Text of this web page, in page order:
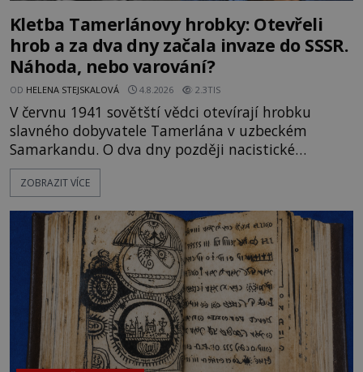
Kletba Tamerlánovy hrobky: Otevřeli
hrob a za dva dny začala invaze do SSSR.
Náhoda, nebo varování?
OD HELENA STEJSKALOVÁ 4.8.2026 2.3TIS
V červnu 1941 sovětští vědci otevírají hrobku
slavného dobyvatele Tamerlána v uzbeckém
Samarkandu. O dva dny později nacistické
Německo zahajuje operaci Barbarossa a napadá
Sovětský svaz. Shoda dat je natolik zarážející, že se
na legendě něco pravdy, nebo jde jen o fascinující
souhru okolností? Když antropolog Michail
Gerasimov (1907-1970) a
ZOBRAZIT VÍCE